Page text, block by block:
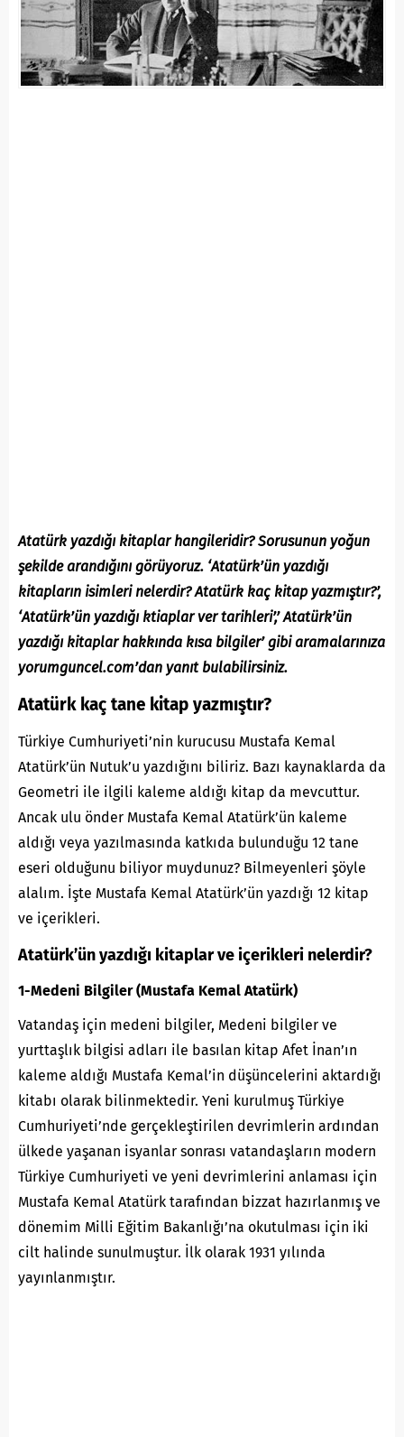
Atatürk yazdığı kitaplar hangileridir? Sorusunun yoğun
şekilde arandığını görüyoruz. ‘Atatürk’ün yazdığı
kitapların isimleri nelerdir? Atatürk kaç kitap yazmıştır?’,
‘Atatürk’ün yazdığı ktiaplar ver tarihleri’,’ Atatürk’ün
yazdığı kitaplar hakkında kısa bilgiler’ gibi aramalarınıza
yorumguncel.com’dan yanıt bulabilirsiniz.
Atatürk kaç tane kitap yazmıştır?
Türkiye Cumhuriyeti’nin kurucusu Mustafa Kemal
Atatürk’ün Nutuk’u yazdığını biliriz. Bazı kaynaklarda da
Geometri ile ilgili kaleme aldığı kitap da mevcuttur.
Ancak ulu önder Mustafa Kemal Atatürk’ün kaleme
aldığı veya yazılmasında katkıda bulunduğu 12 tane
eseri olduğunu biliyor muydunuz? Bilmeyenleri şöyle
alalım. İşte Mustafa Kemal Atatürk’ün yazdığı 12 kitap
ve içerikleri.
Atatürk’ün yazdığı kitaplar ve içerikleri nelerdir?
1-Medeni Bilgiler (Mustafa Kemal Atatürk)
Vatandaş için medeni bilgiler, Medeni bilgiler ve
yurttaşlık bilgisi adları ile basılan kitap Afet İnan’ın
kaleme aldığı Mustafa Kemal’in düşüncelerini aktardığı
kitabı olarak bilinmektedir. Yeni kurulmuş Türkiye
Cumhuriyeti’nde gerçekleştirilen devrimlerin ardından
ülkede yaşanan isyanlar sonrası vatandaşların modern
Türkiye Cumhuriyeti ve yeni devrimlerini anlaması için
Mustafa Kemal Atatürk tarafından bizzat hazırlanmış ve
dönemim Milli Eğitim Bakanlığı’na okutulması için iki
cilt halinde sunulmuştur. İlk olarak 1931 yılında
yayınlanmıştır.